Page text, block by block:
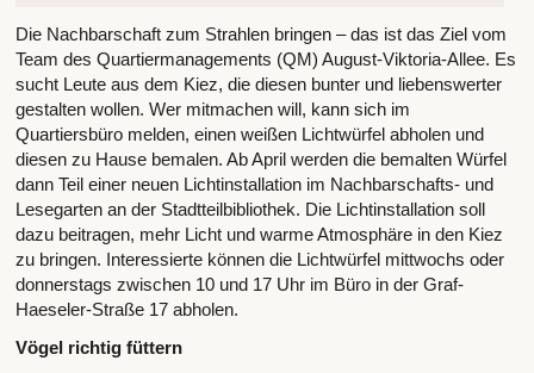
Die Nachbarschaft zum Strahlen bringen – das ist das Ziel vom
Team des Quartiermanagements (QM) August-Viktoria-Allee. Es
sucht Leute aus dem Kiez, die diesen bunter und liebenswerter
gestalten wollen. Wer mitmachen will, kann sich im
Quartiersbüro melden, einen weißen Lichtwürfel abholen und
diesen zu Hause bemalen. Ab April werden die bemalten Würfel
dann Teil einer neuen Lichtinstallation im Nachbarschafts- und
Lesegarten an der Stadtteilbibliothek. Die Lichtinstallation soll
dazu beitragen, mehr Licht und warme Atmosphäre in den Kiez
zu bringen. Interessierte können die Lichtwürfel mittwochs oder
donnerstags zwischen 10 und 17 Uhr im Büro in der Graf-
Haeseler-Straße 17 abholen.
Vögel richtig füttern